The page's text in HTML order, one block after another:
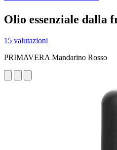
Olio essenziale dalla
15 valutazioni
PRIMAVERA Mandarino Rosso